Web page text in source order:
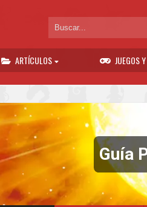
ARTÍCULOS JUEGOS
Guía